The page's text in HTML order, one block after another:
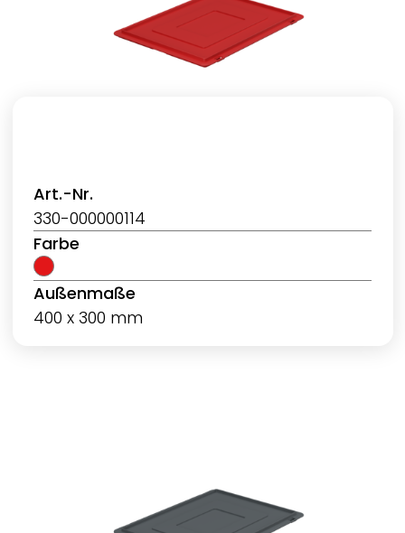
Art.-Nr.
330-000000114
Farbe
Außenmaße
400 x 300 mm